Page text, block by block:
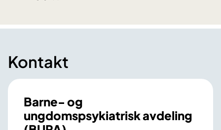
Kontakt
Barne- og
ungdomspsykiatrisk avdeling